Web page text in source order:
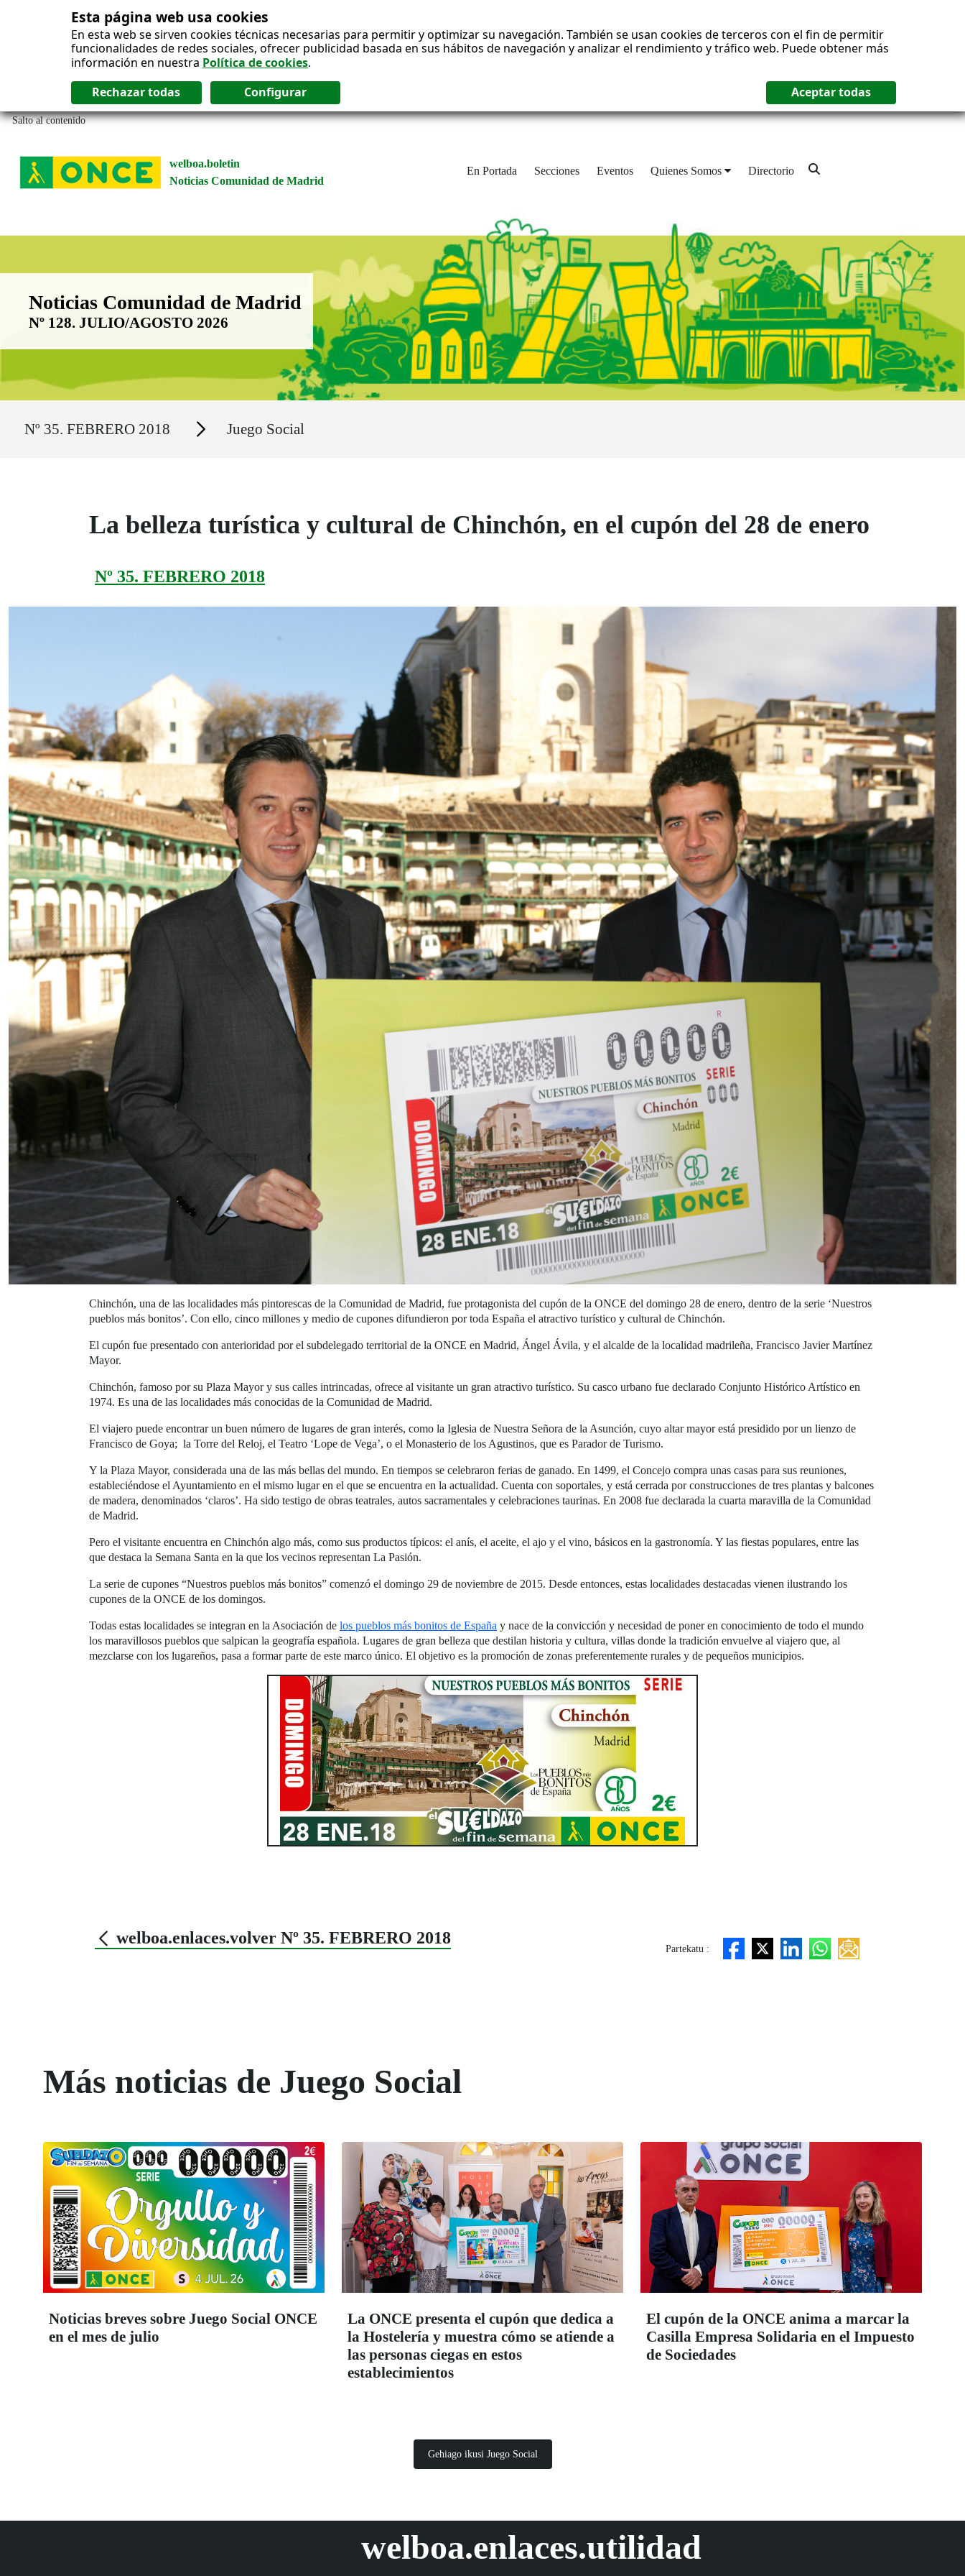
Esta página web usa cookies
En esta web se sirven cookies técnicas necesarias para permitir y optimizar su navegación. También se usan cookies de terceros con el fin de permitir
funcionalidades de redes sociales, ofrecer publicidad basada en sus hábitos de navegación y analizar el rendimiento y tráfico web. Puede obtener más
información en nuestra Política de cookies.
Salto al contenido
welboa.boletin
Noticias Comunidad de Madrid
En Portada Secciones Eventos Quienes Somos Directorio
Boletín Noticias Comunidad de Madrid
Noticias Comunidad de Madrid
Nº 128. JULIO/AGOSTO 2026
Nº 35. FEBRERO 2018 Secciones Juego Social
La belleza turística y cultural de Chinchón, en el cupón del 28 de enero
Nº 35. FEBRERO 2018
Chinchón, una de las localidades más pintorescas de la Comunidad de Madrid, fue protagonista del cupón de la ONCE del domingo 28 de enero, dentro de la serie ‘Nuestros
pueblos más bonitos’. Con ello, cinco millones y medio de cupones difundieron por toda España el atractivo turístico y cultural de Chinchón.
El cupón fue presentado con anterioridad por el subdelegado territorial de la ONCE en Madrid, Ángel Ávila, y el alcalde de la localidad madrileña, Francisco Javier Martínez
Mayor.
Chinchón, famoso por su Plaza Mayor y sus calles intrincadas, ofrece al visitante un gran atractivo turístico. Su casco urbano fue declarado Conjunto Histórico Artístico en
1974. Es una de las localidades más conocidas de la Comunidad de Madrid.
El viajero puede encontrar un buen número de lugares de gran interés, como la Iglesia de Nuestra Señora de la Asunción, cuyo altar mayor está presidido por un lienzo de
Francisco de Goya; la Torre del Reloj, el Teatro ‘Lope de Vega’, o el Monasterio de los Agustinos, que es Parador de Turismo.
Y la Plaza Mayor, considerada una de las más bellas del mundo. En tiempos se celebraron ferias de ganado. En 1499, el Concejo compra unas casas para sus reuniones,
estableciéndose el Ayuntamiento en el mismo lugar en el que se encuentra en la actualidad. Cuenta con soportales, y está cerrada por construcciones de tres plantas y balcones
de madera, denominados ‘claros’. Ha sido testigo de obras teatrales, autos sacramentales y celebraciones taurinas. En 2008 fue declarada la cuarta maravilla de la Comunidad
de Madrid.
Pero el visitante encuentra en Chinchón algo más, como sus productos típicos: el anís, el aceite, el ajo y el vino, básicos en la gastronomía. Y las fiestas populares, entre las
que destaca la Semana Santa en la que los vecinos representan La Pasión.
La serie de cupones “Nuestros pueblos más bonitos” comenzó el domingo 29 de noviembre de 2015. Desde entonces, estas localidades destacadas vienen ilustrando los
cupones de la ONCE de los domingos.
Todas estas localidades se integran en la Asociación de los pueblos más bonitos de España y nace de la convicción y necesidad de poner en conocimiento de todo el mundo
los maravillosos pueblos que salpican la geografía española. Lugares de gran belleza que destilan historia y cultura, villas donde la tradición envuelve al viajero que, al
mezclarse con los lugareños, pasa a formar parte de este marco único. El objetivo es la promoción de zonas preferentemente rurales y de pequeños municipios.
welboa.enlaces.volver Nº 35. FEBRERO 2018
Partekatu :
Más noticias de Juego Social
Noticias breves sobre Juego Social ONCE
en el mes de julio
La ONCE presenta el cupón que dedica a
la Hostelería y muestra cómo se atiende a
las personas ciegas en estos
establecimientos
El cupón de la ONCE anima a marcar la
Casilla Empresa Solidaria en el Impuesto
de Sociedades
Gehiago ikusi Juego Social
welboa.enlaces.utilidad